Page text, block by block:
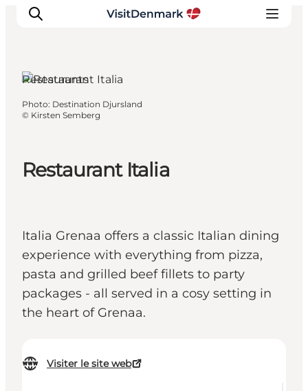
Inspirations
Hébergements
Restaurant Italia
Italia Grenaa offers a classic Italian dining
experience with everything from pizza,
pasta and grilled beef fillets to party
packages - all served in a cosy setting in
the heart of Grenaa.
Visiter le site web
Restaurants
Photo: Destination Djursland
© Kirsten Semberg